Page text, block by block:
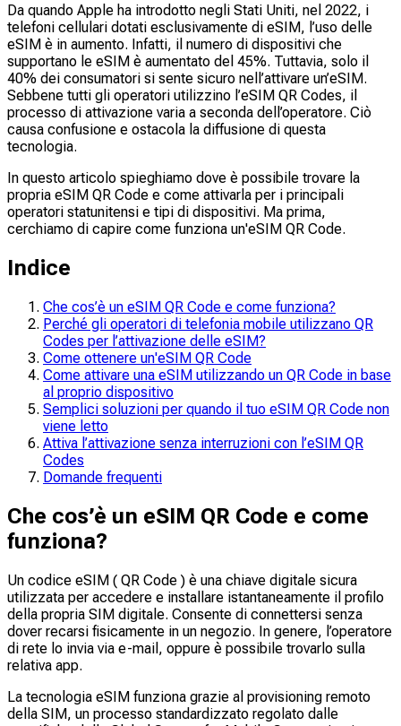
Da quando Apple ha introdotto negli Stati Uniti, nel 2022, i
telefoni cellulari dotati esclusivamente di eSIM, l’uso delle
eSIM è in aumento. Infatti, il numero di dispositivi che
supportano le eSIM è aumentato del 45%. Tuttavia, solo il
40% dei consumatori si sente sicuro nell’attivare un’eSIM.
Sebbene tutti gli operatori utilizzino l’eSIM QR Codes, il
processo di attivazione varia a seconda dell’operatore. Ciò
causa confusione e ostacola la diffusione di questa
tecnologia.
In questo articolo spieghiamo dove è possibile trovare la
propria eSIM QR Code e come attivarla per i principali
operatori statunitensi e tipi di dispositivi. Ma prima,
cerchiamo di capire come funziona un'eSIM QR Code.
Indice
Che cos’è un eSIM QR Code e come funziona?
Perché gli operatori di telefonia mobile utilizzano QR
Codes per l’attivazione delle eSIM?
Come ottenere un'eSIM QR Code
Come attivare una eSIM utilizzando un QR Code in base
al proprio dispositivo
Semplici soluzioni per quando il tuo eSIM QR Code non
viene letto
Attiva l’attivazione senza interruzioni con l’eSIM QR
Codes
Domande frequenti
Che cos’è un eSIM QR Code e come
funziona?
Un codice eSIM ( QR Code ) è una chiave digitale sicura
utilizzata per accedere e installare istantaneamente il profilo
della propria SIM digitale. Consente di connettersi senza
dover recarsi fisicamente in un negozio. In genere, l’operatore
di rete lo invia via e-mail, oppure è possibile trovarlo sulla
relativa app.
La tecnologia eSIM funziona grazie al provisioning remoto
della SIM, un processo standardizzato regolato dalle